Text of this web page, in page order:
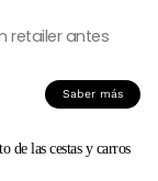
retailer antes
Saber más
de las cestas y carros